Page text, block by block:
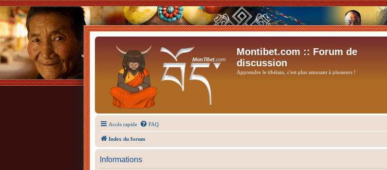
Montibet.com :: Forum de
discussion
Apprendre le tibétain, c'est plus amusant à plusieurs !
Accès rapide FAQ
Index du forum
Informations